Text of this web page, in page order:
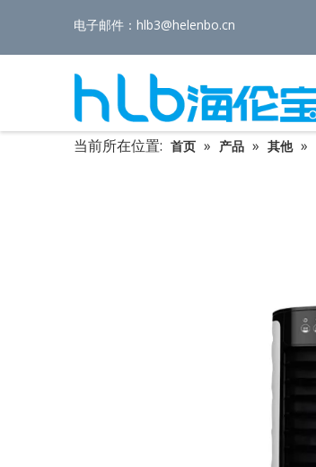
电子邮件： hlb3@helenbo.cn
当前所在位置: 首页 » 产品 » 其他 »